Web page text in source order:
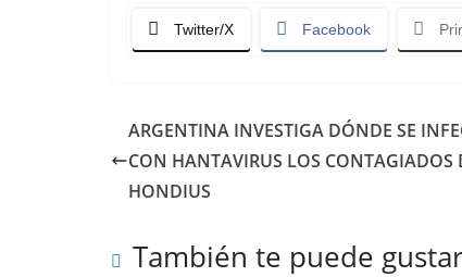
Twitter/X Facebook
ARGENTINA INVESTIGA DÓNDE SE
CON HANTAVIRUS LOS CONTAGIADOS
HONDIUS
También te puede